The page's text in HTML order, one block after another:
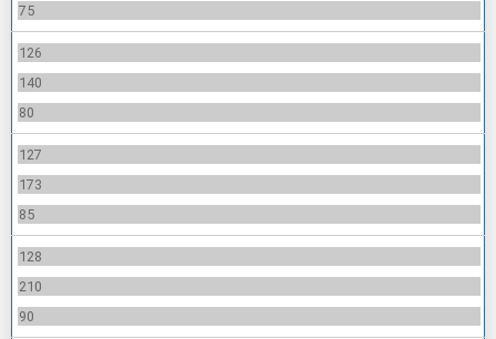
75
126
140
80
127
173
85
128
210
90